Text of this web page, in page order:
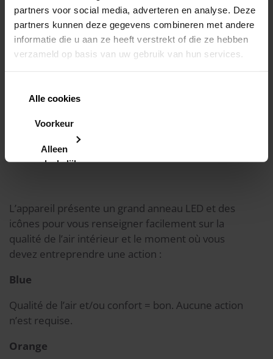
partners voor social media, adverteren en analyse. Deze
partners kunnen deze gegevens combineren met andere
informatie die u aan ze heeft verstrekt of die ze hebben
verzameld op basis van uw gebruik van hun services.
Alle cookies
Voorkeur
Alleen
noodzakelijke
Comment fonctionne Sense
pour professionnels ?
L’appareil présente un grand anneau LED et des
icônes pour vous renseigner facilement sur la
qualité de l’air intérieur et le moment où vous
devez entreprendre une action :
Blue
Qualité de l’air et/ou confort = bon. Aucune action
n’est requise.
Orange